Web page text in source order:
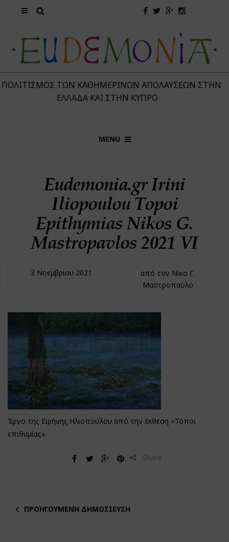
ΤΩΝ ΚΑΘΗΜΕΡΙΝΏΝ ΑΠΟΛΑΎΣΕΩΝ ΣΤΗΝ
ΕΛΛΆΔΑ ΚΑΙ ΣΤΗΝ ΚΎΠΡΟ
MENU
Eudemonia.gr Irini
Iliopoulou Topoi
Epithymias Nikos G.
Mastropavlos 2021 VI
3 Νοεμβρίου 2021
από τον Νίκο Γ.
Μαστροπαύλο
Έργο της Ειρήνης Ηλιοπούλου από την έκθεση «Τόποι
επιθυμίας».
Share
ΠΡΟΗΓΟΎΜΕΝΗ ΔΗΜΟΣΊΕΥΣΗ